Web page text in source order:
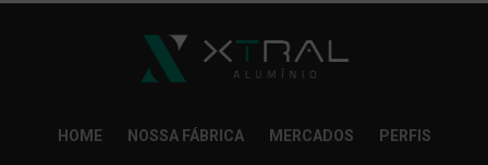
HOME NOSSA FÁBRICA MERCADOS PERFIS